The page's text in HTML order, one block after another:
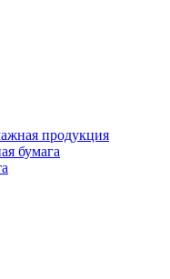
продукция
бумага